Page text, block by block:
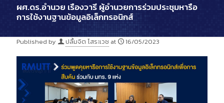
ผศ.ดร.อำนวย เรืองวารี ผู้อำนวยการร่วมประชุมหารือ
การใช้งานฐานข้อมูลอิเล็กทรอนิกส์
Published by ปลื้มจิต โสระเวช at 16/05/2023